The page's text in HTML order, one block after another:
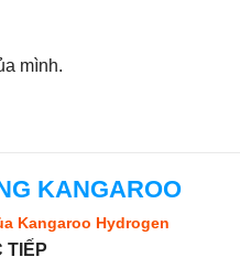
mình.
KANGAROO
Kangaroo Hydrogen
TIẾP